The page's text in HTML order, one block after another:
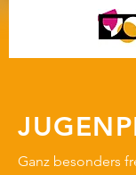
Ganz besonders